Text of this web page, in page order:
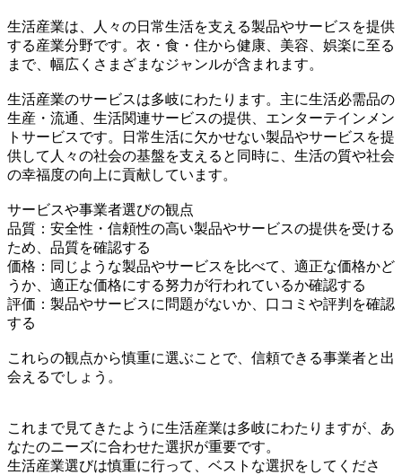
生活産業は、人々の日常生活を支える製品やサービスを提供
する産業分野です。衣・食・住から健康、美容、娯楽に至る
まで、幅広くさまざまなジャンルが含まれます。
生活産業のサービスは多岐にわたります。主に生活必需品の
生産・流通、生活関連サービスの提供、エンターテインメン
トサービスです。日常生活に欠かせない製品やサービスを提
供して人々の社会の基盤を支えると同時に、生活の質や社会
の幸福度の向上に貢献しています。
サービスや事業者選びの観点
品質：安全性・信頼性の高い製品やサービスの提供を受ける
ため、品質を確認する
価格：同じような製品やサービスを比べて、適正な価格かど
うか、適正な価格にする努力が行われているか確認する
評価：製品やサービスに問題がないか、口コミや評判を確認
する
これらの観点から慎重に選ぶことで、信頼できる事業者と出
会えるでしょう。
これまで見てきたように生活産業は多岐にわたりますが、あ
なたのニーズに合わせた選択が重要です。
生活産業選びは慎重に行って、ベストな選択をしてくださ